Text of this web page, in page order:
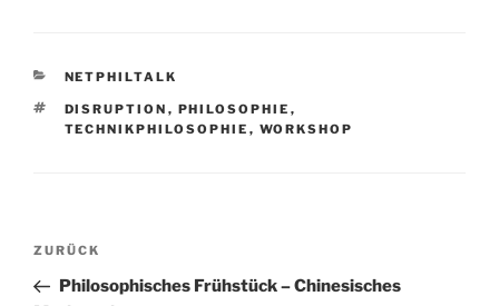
KATEGORIEN
NETPHILTALK
SCHLAGWÖRTER
DISRUPTION , PHILOSOPHIE ,
TECHNIKPHILOSOPHIE , WORKSHOP
Beitragsnavigation
Vorheriger
Beitrag
ZURÜCK
Philosophisches Frühstück – Chinesisches